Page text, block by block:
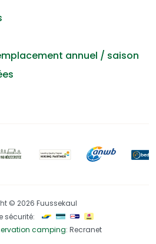
annuel / saison
© 2026 Fuussekaul
sécurité:
camping: Recranet